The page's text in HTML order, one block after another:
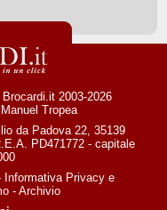
2003-2026
Tropea
da Padova 22, 35139
PD471772 - capitale
Informativa Privacye
- Archivio